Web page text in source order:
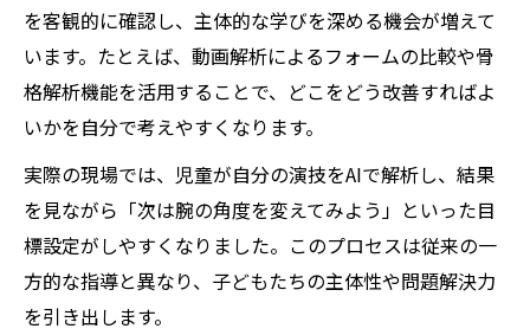
AI活用で運動スキルが伸びる体操教室の新定番
体操教室の運動スキル向上にAIが果たす役
割とは
AIを使った体操教室の個別トレーニングサ
イクル
体操教室におけるAIトレーニングアプリの
実践例
AI活用で体操教室の運動能力が大きく変わ
る理由
を客観的に確認し、主体的な学びを深める機会が増えて
います。たとえば、動画解析によるフォームの比較や骨
格解析機能を活用することで、どこをどう改善すればよ
いかを自分で考えやすくなります。
実際の現場では、児童が自分の演技をAIで解析し、結果
を見ながら「次は腕の角度を変えてみよう」といった目
標設定がしやすくなりました。このプロセスは従来の一
方的な指導と異なり、子どもたちの主体性や問題解決力
を引き出します。